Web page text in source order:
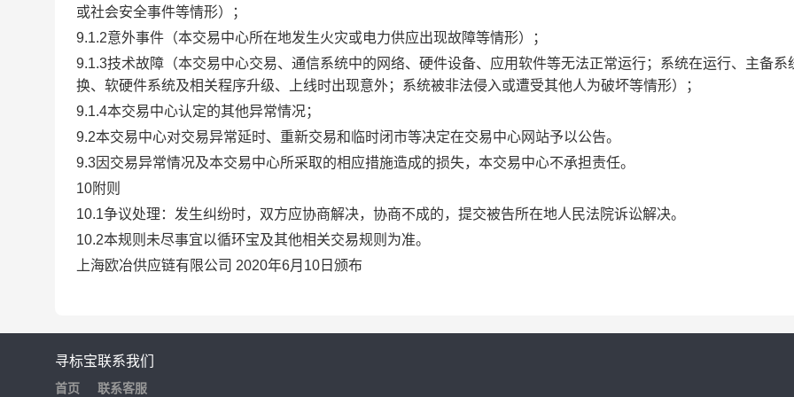
或社会安全事件等情形）；
9.1.2意外事件（本交易中心所在地发生火灾或电力供应出现故障等情形）；
9.1.3技术故障（本交易中心交易、通信系统中的网络、硬件设备、应用软件等无法正常运行；系统在运行、主备系
换、软硬件系统及相关程序升级、上线时出现意外；系统被非法侵入或遭受其他人为破坏等情形）；
9.1.4本交易中心认定的其他异常情况；
9.2本交易中心对交易异常延时、重新交易和临时闭市等决定在交易中心网站予以公告。
9.3因交易异常情况及本交易中心所采取的相应措施造成的损失，本交易中心不承担责任。
10附则
10.1争议处理：发生纠纷时，双方应协商解决，协商不成的，提交被告所在地人民法院诉讼解决。
10.2本规则未尽事宜以循环宝及其他相关交易规则为准。
上海欧冶供应链有限公司 2020年6月10日颁布
寻标宝
首页
联系我们
联系客服